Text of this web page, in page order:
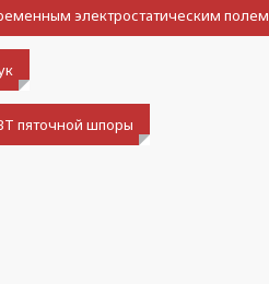
электростатическим полем
пяточной шпоры